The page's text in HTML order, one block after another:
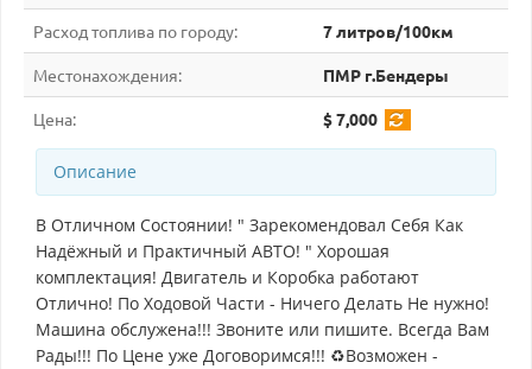
Расход топлива по городу: 7 литров/100км
Местонахождения: ПМР г.Бендеры
Цена: $ 7,000
Описание
В Отличном Состоянии! " Зарекомендовал Себя Как
Надёжный и Практичный АВТО! " Хорошая
комплектация! Двигатель и Коробка работают
Отлично! По Ходовой Части - Ничего Делать Не нужно!
Машина обслужена!!! Звоните или пишите. Всегда Вам
Рады!!! По Цене уже Договоримся!!! ♻Возможен -